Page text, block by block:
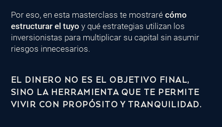
Por eso, en esta masterclass te mostraré cómo
estructurar el tuyo y qué estrategias utilizan los
inversionistas para multiplicar su capital sin asumir
riesgos innecesarios.
EL DINERO NO ES EL OBJETIVO FINAL,
SINO LA HERRAMIENTA QUE TE PERMITE
VIVIR CON PROPÓSITO Y TRANQUILIDAD.